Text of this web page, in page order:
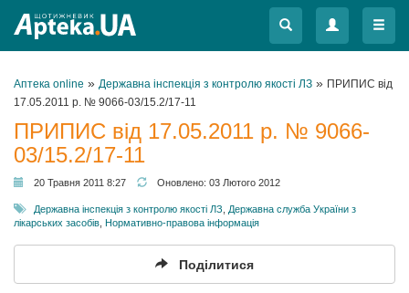
Меню
Меню
Аптека online » Державна інспекція з контролю якості ЛЗ » ПРИПИС від
17.05.2011 р. № 9066-03/15.2/17-11
ПРИПИС від 17.05.2011 р. № 9066-
03/15.2/17-11
20 Травня 2011 8:27 Оновлено: 03 Лютого 2012
Державна інспекція з контролю якості ЛЗ
Державна служба України з
лікарських засобів Нормативно-правова інформація
Поділитися